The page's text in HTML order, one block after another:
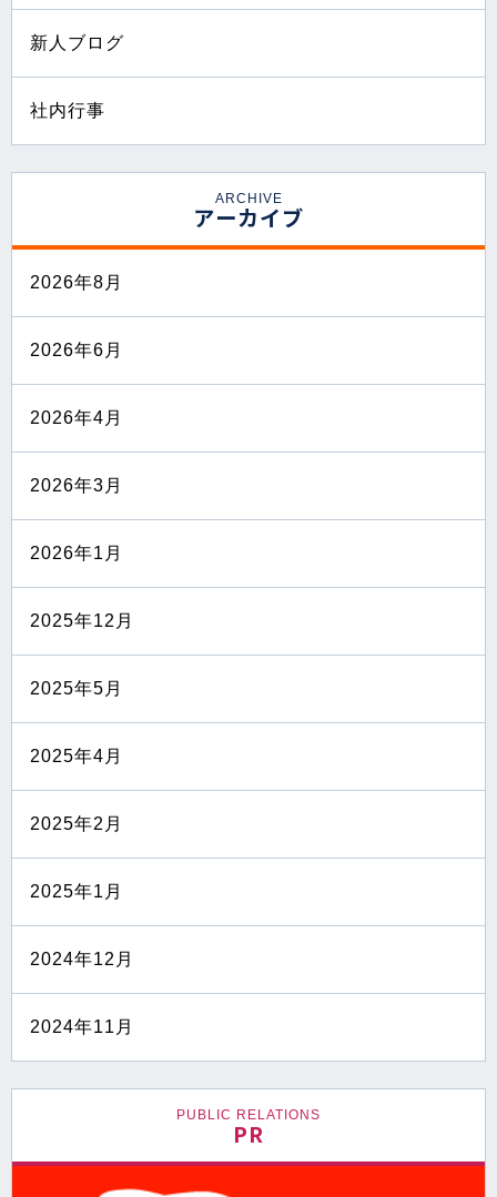
新人ブログ
社内行事
ARCHIVE
アーカイブ
2026年8月
2026年6月
2026年4月
2026年3月
2026年1月
2025年12月
2025年5月
2025年4月
2025年2月
2025年1月
2024年12月
2024年11月
PUBLIC RELATIONS
PR